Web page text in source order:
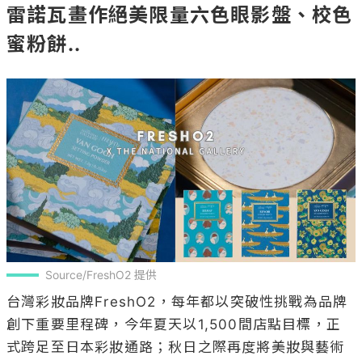
雷諾瓦畫作絕美限量六色眼影盤、校色
蜜粉餅..
Source/FreshO2 提供
台灣彩妝品牌FreshO2，每年都以突破性挑戰為品牌
創下重要里程碑，今年夏天以1,500間店點目標，正
式跨足至日本彩妝通路；秋日之際再度將美妝與藝術